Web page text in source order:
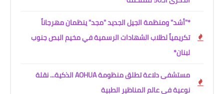
*"أشد" ومنظمة الجيل الجديد "مجد" ينظمان مهرجاناً
تكريمياً لطلاب الشهادات الرسمية في مخيم البص جنوب
لبنان*
مستشفى دلاعة تطلق منظومة AOHUA الذكية... نقلة
نوعية في عالم المناظير الطبية